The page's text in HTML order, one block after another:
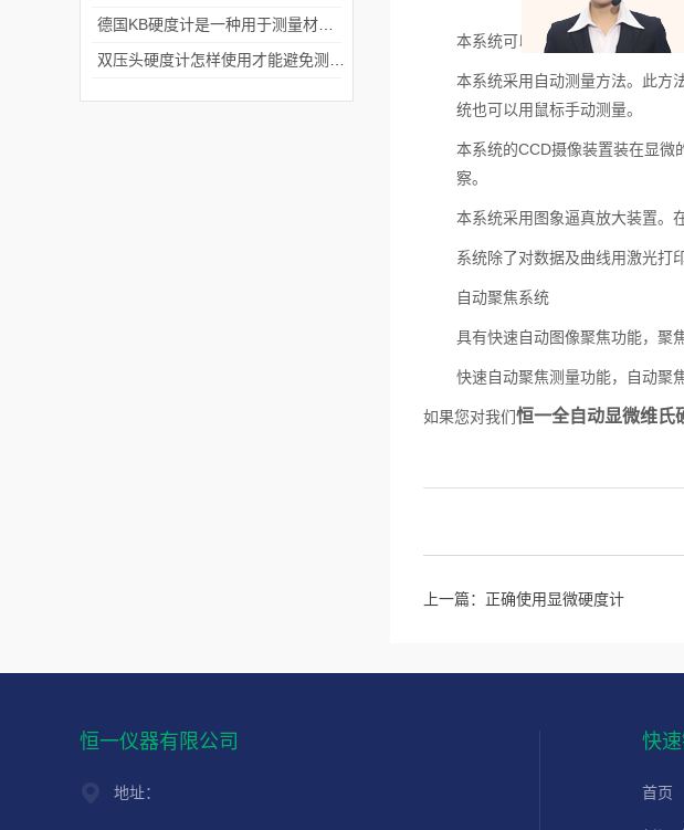
本系统可以对显微进行各物镜及
本系统采用自动测量方法。此方
统也可以用鼠标手动测量。
本系统的CCD摄像装置装在显微
察。
本系统采用图象逼真放大装置。
系统除了对数据及曲线用激光打
自动聚焦系统
具有快速自动图像聚焦功能，聚
快速自动聚焦测量功能，自动聚
如果您对我们 恒一全自动显微维氏
上一篇： 正确使用显微硬度计
恒一仪器有限公司
地址：
快
首页